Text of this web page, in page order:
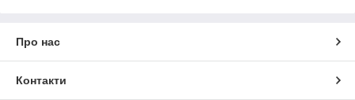
Про нас
Контакти